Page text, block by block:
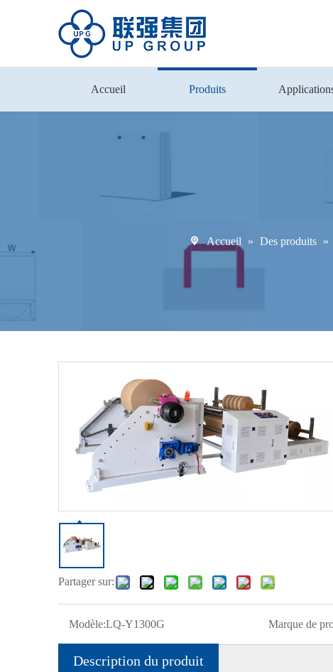
Accueil Produits
Accueil » Des produits »
Partager sur:
Modèle:LQ-Y1300G Marque de
Description du produit